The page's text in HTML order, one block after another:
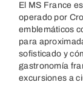
El MS France
operado por
emblemáticos
para
sofisticado y
gastronomía
excursiones a